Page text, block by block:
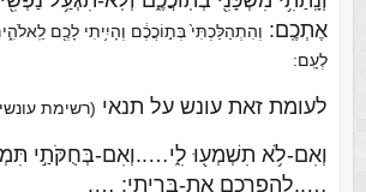
אֶתְכֶֽם: וְהִתְהַלַּכְתִּי֙ בְּת֣וֹכֲכֶ֔ם וְהָיִ֥יתִי לָכֶ֖ם
לְעָֽם:
לעומת זאת עונש על תנאי (רשימת
וְאִם-לֹ֥א תִשְׁמְע֖וּ לִ֑י…..וְאִם-בְּחֻקֹּתַ֣י
…..לְהַפְרְכֶ֖ם אֶת-בְּרִיתִֽי: ….